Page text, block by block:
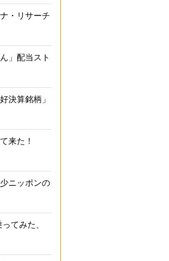
のですが、素敵だったのでドアの上部に取
・リサーチ
」配当スト
決算銘柄」
来た！
ニッポンの
てみた、